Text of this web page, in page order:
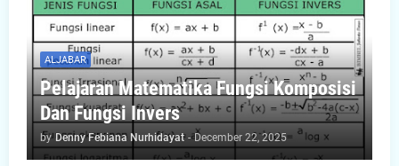
ALJABAR
Pelajaran Matematika Fungsi Komposisi
Dan Fungsi Invers
by Denny Febiana Nurhidayat - December 22, 2025